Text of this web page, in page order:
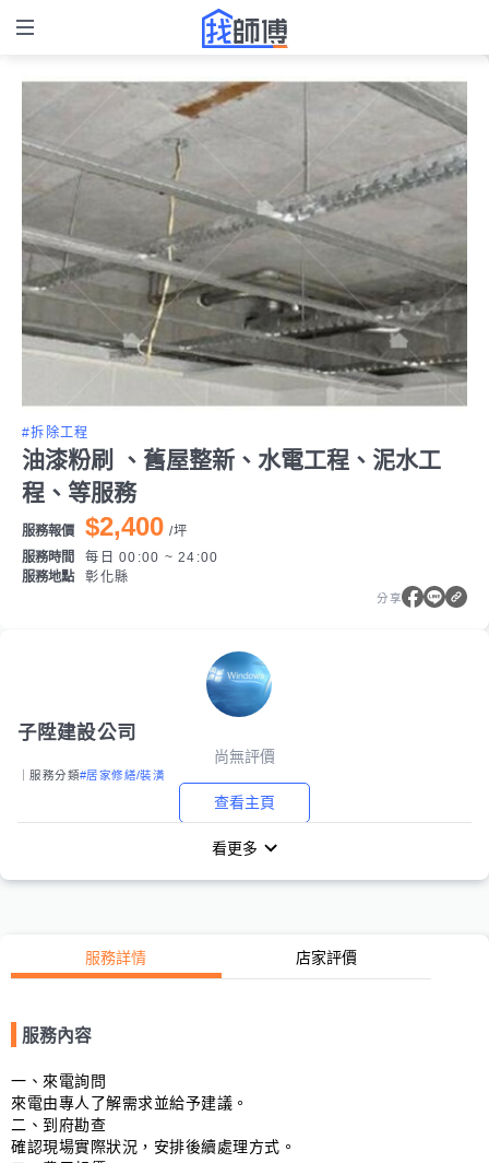
#拆除工程
油漆粉刷 、舊屋整新、水電工程、泥水工
程、等服務
服務報價 $2,400 /坪
服務時間
每日 00:00 ~ 24:00
服務地點
彰化縣
分享
子陞建設公司
尚無評價
｜服務分類#居家修繕/裝潢
查看主頁
看更多
服務詳情 店家評價
服務內容
一、來電詢問
來電由專人了解需求並給予建議。
二、到府勘查
確認現場實際狀況，安排後續處理方式。